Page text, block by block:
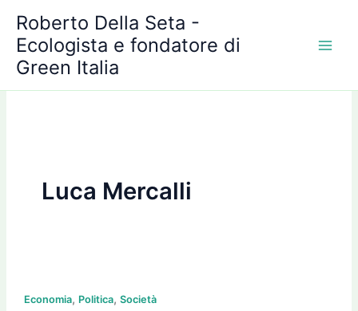
contenuto
Roberto Della Seta -
Ecologista e fondatore di
Green Italia
Luca Mercalli
Economia, Politica, Società
sarda:
r
c
h